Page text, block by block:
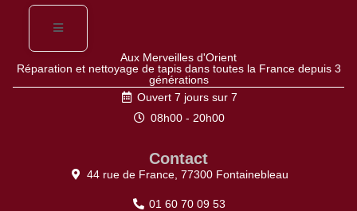
Aux Merveilles d'Orient
Réparation et nettoyage de tapis dans toutes la France depuis 3
générations
Ouvert 7 jours sur 7
08h00 - 20h00
Contact
44 rue de France, 77300 Fontainebleau
01 60 70 09 53